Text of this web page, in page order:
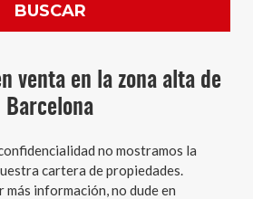
BUSCAR
venta en la zona alta de
Barcelona
no mostramos la
cartera de propiedades.
más información, no dude en